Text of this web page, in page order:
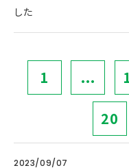
した
1 ...
20
2023/09/07